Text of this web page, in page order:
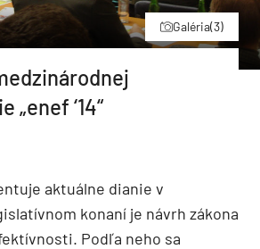
Galéria(3)
„enef ‘14“
aktuálne dianie v
konaní je návrh zákona
Podľa neho sa